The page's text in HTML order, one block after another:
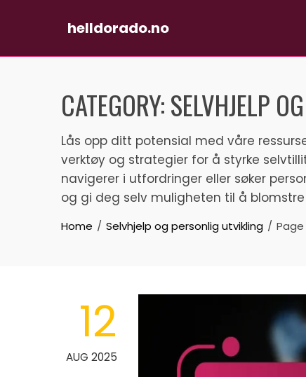
helldorado.no
CATEGORY:SELVHJELP
Lås opp ditt potensial med våre
verktøy og strategier for å styrke
navigerer i utfordringer eller søker
og gi deg selv muligheten til å
Home Selvhjelp og personlig utvikling Page
12
AUG 2025